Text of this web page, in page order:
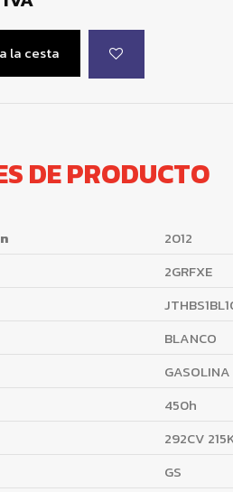
la cesta
DE PRODUCTO
2012
2GRFXE
BLANCO
GASOLINA
450h
292CV
GS